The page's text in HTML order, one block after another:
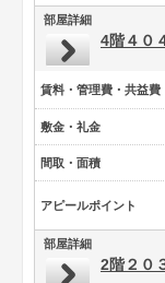
部屋詳細
4階４０
賃料・管理費・共益費
敷金・礼金
間取・面積
アピールポイント
部屋詳細
2階２０